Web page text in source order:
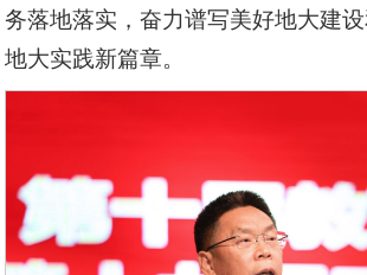
务落地落实，奋力谱写美好地大建
地大实践新篇章。